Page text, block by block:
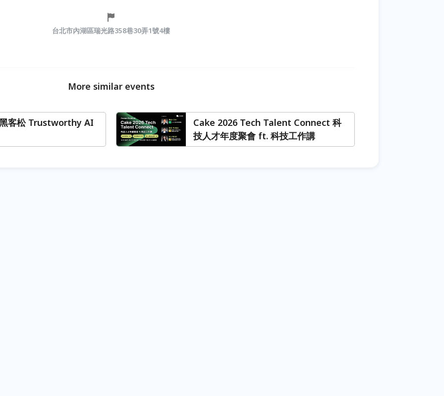
台北市內湖區瑞光路358巷30弄1號4樓
More similar events
客松 Trustworthy AI
Cake 2026 Tech Talent Connect 科
技人才年度聚會 ft. 科技工作講